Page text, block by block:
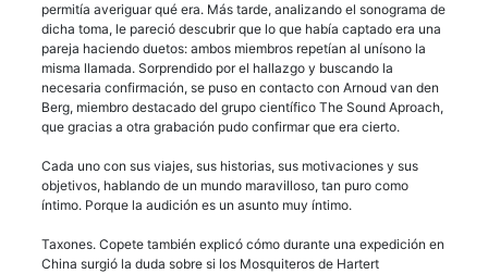
permitía averiguar qué era. Más tarde, analizando el sonograma de
dicha toma, le pareció descubrir que lo que había captado era una
pareja haciendo duetos: ambos miembros repetían al unísono la
misma llamada. Sorprendido por el hallazgo y buscando la
necesaria confirmación, se puso en contacto con Arnoud van den
Berg, miembro destacado del grupo científico The Sound Aproach,
que gracias a otra grabación pudo confirmar que era cierto.
Cada uno con sus viajes, sus historias, sus motivaciones y sus
objetivos, hablando de un mundo maravilloso, tan puro como
íntimo. Porque la audición es un asunto muy íntimo.
Taxones. Copete también explicó cómo durante una expedición en
China surgió la duda sobre si los Mosquiteros de Hartert